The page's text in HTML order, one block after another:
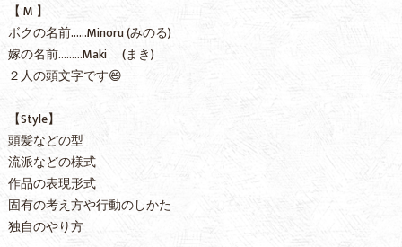
【 M 】
ボクの名前……Minoru (みのる)
嫁の名前………Maki (まき)
２人の頭文字です😄
【Style】
頭髪などの型
流派などの様式
作品の表現形式
固有の考え方や行動のしかた
独自のやり方